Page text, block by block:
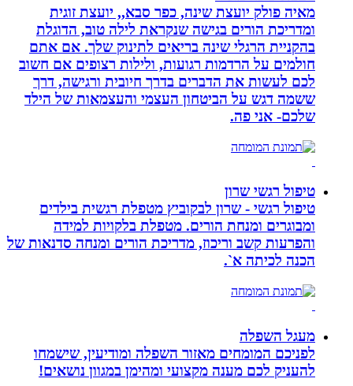
מאיה פולק יועצת שינה, כפר סבא,, יועצת זוגית
ומדריכת הורים בגישה שנקראת לילה טוב, הדוגלת
בהקניית הרגלי שינה בריאים לתינוק שלך. אם אתם
חולמים על הרדמות רגועות, ולילות רצופים אם חשוב
לכם לעשות את הדברים בדרך חיובית ורגישה, דרך
ששמה דגש על הביטחון העצמי והעצמאות של הילד
שלכם- אני פה.
טיפול רגשי שרון
טיפול רגשי - שרון לבקוביץ מטפלת רגשית בילדים
ומבוגרים ומנחת הורים. מטפלת בלקויות למידה
והפרעות קשב וריכוז, מדריכת הורים ומנחה סדנאות של
הכנה לכיתה א`.
מעגל השפלה
לפניכם המומחים מאזור השפלה ומודיעין, שישמחו
להעניק לכם מענה מקצועי ומהימן במגוון נושאים!